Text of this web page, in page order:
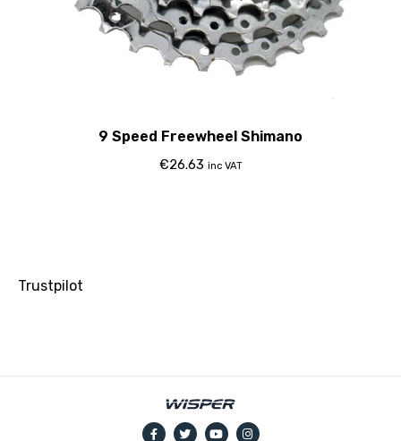
9 Speed Freewheel Shimano
€26.63 inc VAT
Trustpilot